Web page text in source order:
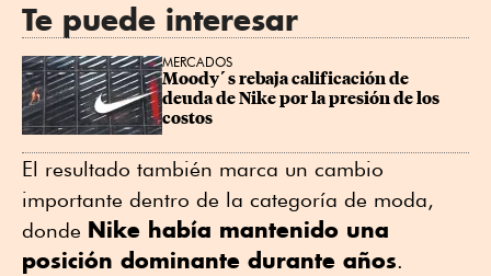
Te puede interesar
MERCADOS
Moody´s rebaja calificación de
deuda de Nike por la presión de los
costos
El resultado también marca un cambio
importante dentro de la categoría de moda,
donde Nike había mantenido una
posición dominante durante años.